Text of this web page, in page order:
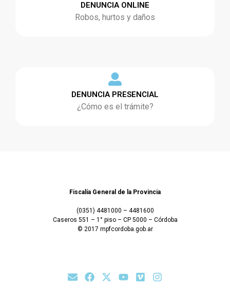
DENUNCIA ONLINE
Robos, hurtos y daños
DENUNCIA PRESENCIAL
¿Cómo es el trámite?
Fiscalía General de la Provincia
(0351) 4481000 – 4481600
Caseros 551 – 1° piso – CP 5000 – Córdoba
© 2017 mpfcordoba.gob.ar